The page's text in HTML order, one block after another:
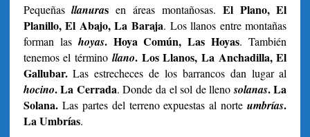
Pequeñasllanuras en áreas montañosas. El Plano, El
Planillo, El Abajo, La Baraja. Los llanos entre montañas
forman las hoyas. Hoya Común, Las Hoyas. También
tenemos el término llano. Los Llanos, La Anchadilla, El
Gallubar.Las estrecheces de los barrancos dan lugar al
hocino. La Cerrada. Donde da el sol de llenosolanas. La
Solana. Las partes del terreno expuestas al norteumbrías.
La Umbrías.